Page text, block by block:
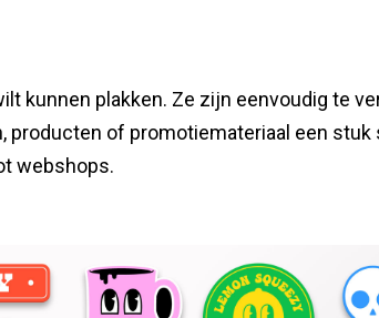
kunnen plakken. Ze zijn eenvoudig te
of promotiemateriaal een stuk
webshops.